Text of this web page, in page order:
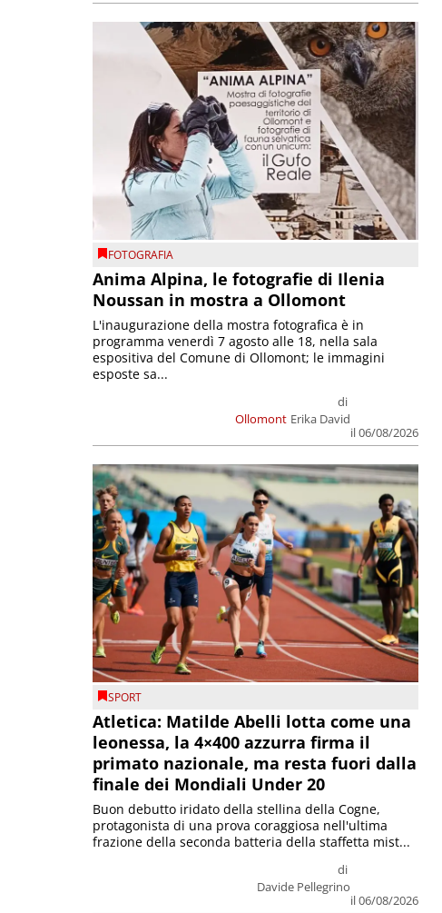
FOTOGRAFIA
Anima Alpina, le fotografie di Ilenia
Noussan in mostra a Ollomont
Ollomont
di
Erika David
il 06/08/2026
L'inaugurazione della mostra fotografica è in
programma venerdì 7 agosto alle 18, nella sala
espositiva del Comune di Ollomont; le immagini
esposte sa...
SPORT
Atletica: Matilde Abelli lotta come una
leonessa, la 4×400 azzurra firma il
primato nazionale, ma resta fuori dalla
finale dei Mondiali Under 20
di
Davide Pellegrino
il 06/08/2026
Buon debutto iridato della stellina della Cogne,
protagonista di una prova coraggiosa nell'ultima
frazione della seconda batteria della staffetta mist...